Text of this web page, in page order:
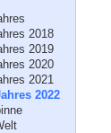
2018
2019
2020
2021
2022